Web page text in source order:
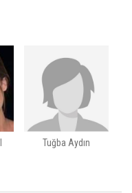
Tuğba Aydın